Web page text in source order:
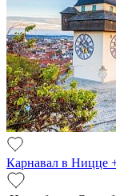
Карнавал в Ницце